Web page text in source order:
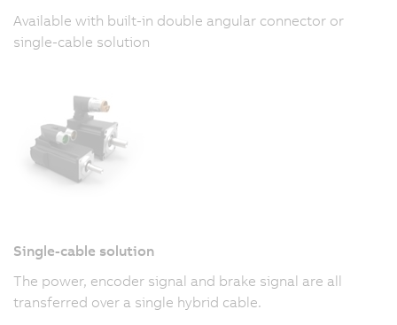
Available with built-in double angular connector or
single-cable solution
Single-cable solution
The power, encoder signal and brake signal are all
transferred over a single hybrid cable.